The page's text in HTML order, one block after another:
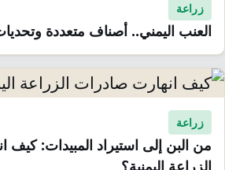
زراعة
العنب اليمني.. أصناف متعددة وتحديات
زراعة
من البن إلى استيراد المبيدات: كيف
الزراعة اليمنية؟